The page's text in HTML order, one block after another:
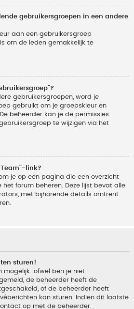
gebruikersgroepen in een andere
aan een gebruikersgroep
om de leden gemakkelijk te
gebruikersgroepen, word je
gebruikt om je groepskleur en
beheerder kan je de permissies
te wijzigen via het
link?
je op een pagina die een overzicht
forum beheren. Deze lijst bevat alle
met bijhorende details omtrent
sturen!
mogelijk: ofwel ben je niet
de beheerder heeft de
of de beheerder heeft
kan sturen. Indien dit laatste
op met de beheerder.